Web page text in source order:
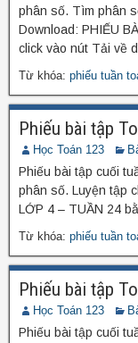
phân số. Tìm phân
Download: PHIẾU
click vào nút Tải về
Từ khóa: phiếu tuần
Phiếu bài tập
Học Toán 123
Phiếu bài tập cuối
phân số. Luyện tập
LỚP 4 – TUẦN 24
Từ khóa: phiếu tuần
Phiếu bài tập
Học Toán 123
Phiếu bài tập cuối